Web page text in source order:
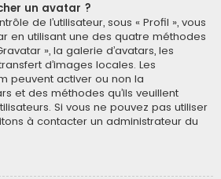
un avatar ?
de l’utilisateur, sous « Profil », vous
en utilisant une des quatre méthodes
», la galerie d’avatars, les
d’images locales. Les
peuvent activer ou non la
et des méthodes qu’ils veuillent
Si vous ne pouvez pas utiliser
à contacter un administrateur du